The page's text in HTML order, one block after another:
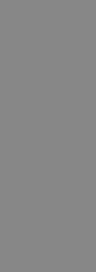
di analisi web
e misurare le
cui il prefisso
che si
che imposta il
di analisi web
di siti
e misurare le
di Google) per